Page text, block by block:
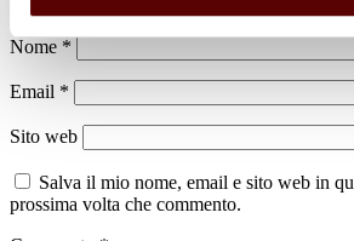
Nome *
Email *
Sito web
Salva il mio nome, email e sito web in
prossima volta che commento.